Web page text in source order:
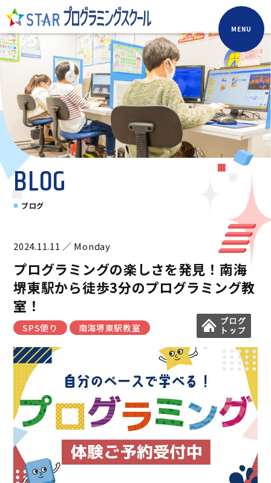
MENU
BLOG
ブログ
2024.11.11 ／ Monday
プログラミングの楽しさを発見！南海
堺東駅から徒歩3分のプログラミング教
室！
SPS便り 南海堺東駅教室